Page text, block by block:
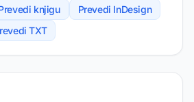
knjigu
Prevedi InDesign
TXT